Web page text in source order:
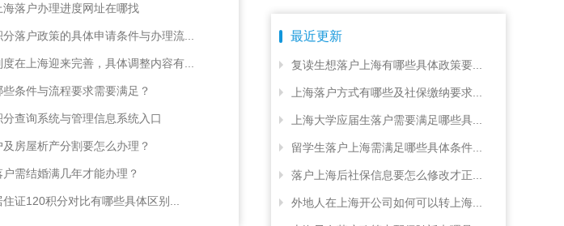
海落户办理进度网址在哪找
分落户政策的具体申请条件与办理流...
在上海迎来完善，具体调整内容有...
些条件与流程要求需要满足？
分查询系统与管理信息系统入口
及房屋析产分割要怎么办理？
户需结婚满几年才能办理？
住证120积分对比有哪些具体区别...
最近更新
复读生想落户上海有哪些具体政策要...
上海落户方式有哪些及社保缴纳要求...
上海大学应届生落户需要满足哪些具...
留学生落户上海需满足哪些具体条件...
落户上海后社保信息要怎么修改才正...
外地人在上海开公司如何可以转上海...